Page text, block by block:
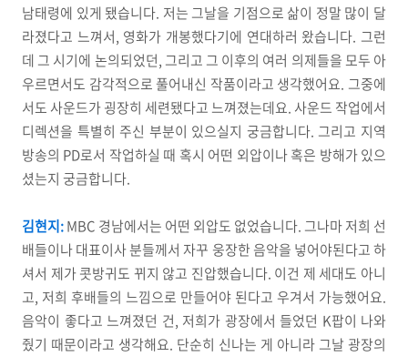
남태령에 있게 됐습니다. 저는 그날을 기점으로 삶이 정말 많이 달
라졌다고 느껴서, 영화가 개봉했다기에 연대하러 왔습니다. 그런
데 그 시기에 논의되었던, 그리고 그 이후의 여러 의제들을 모두 아
우르면서도 감각적으로 풀어내신 작품이라고 생각했어요. 그중에
서도 사운드가 굉장히 세련됐다고 느껴졌는데요. 사운드 작업에서
디렉션을 특별히 주신 부분이 있으실지 궁금합니다. 그리고 지역
방송의 PD로서 작업하실 때 혹시 어떤 외압이나 혹은 방해가 있으
셨는지 궁금합니다.
김현지:MBC 경남에서는 어떤 외압도 없었습니다. 그나마 저희 선
배들이나 대표이사 분들께서 자꾸 웅장한 음악을 넣어야된다고 하
셔서 제가 콧방귀도 뀌지 않고 진압했습니다. 이건 제 세대도 아니
고, 저희 후배들의 느낌으로 만들어야 된다고 우겨서 가능했어요.
음악이 좋다고 느껴졌던 건, 저희가 광장에서 들었던 K팝이 나와
줬기 때문이라고 생각해요. 단순히 신나는 게 아니라 그날 광장의